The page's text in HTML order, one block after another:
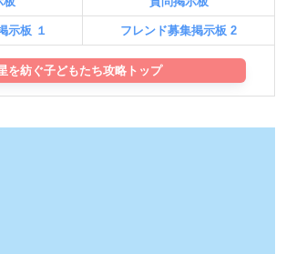
示板 １ フレンド募集掲示板 2
を紡ぐ子どもたち攻略トップ